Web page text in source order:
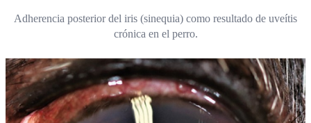
Adherencia posterior del iris (sinequia) como resultado de uveítis
crónica en el perro.